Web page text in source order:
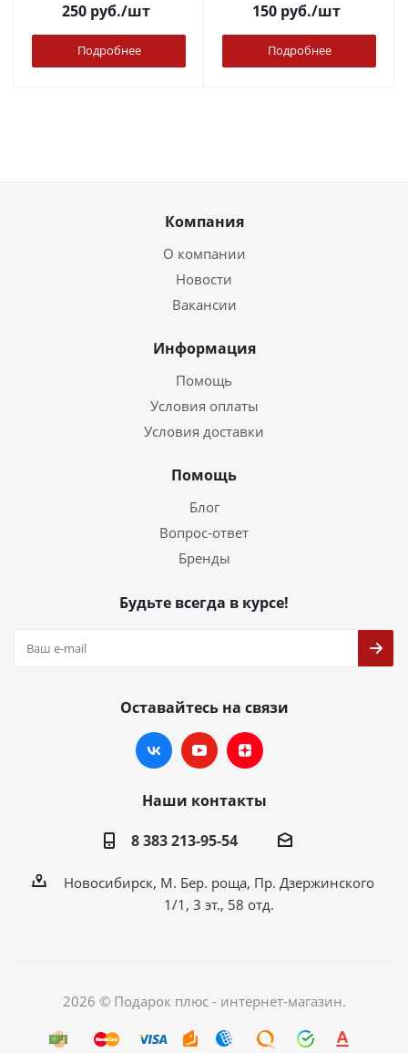
250руб./шт
Подробнее
150руб./шт
Подробнее
Компания
О компании
Новости
Вакансии
Информация
Помощь
Условия оплаты
Условия доставки
Помощь
Блог
Вопрос-ответ
Бренды
Будьте всегда в курсе!
Оставайтесь на связи
Наши контакты
8 383 213-95-54
Новосибирск, М. Бер. роща, Пр. Дзержинского
1/1, 3 эт., 58 отд.
2026 © Подарок плюс - интернет-магазин.